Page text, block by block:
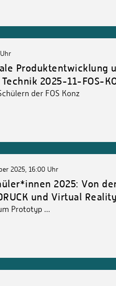
Produktentwicklung
2025-11-FOS-
der FOS Konz
2025, 16:00 Uhr
2025: Von
und Virtual Reality
Prototyp ...